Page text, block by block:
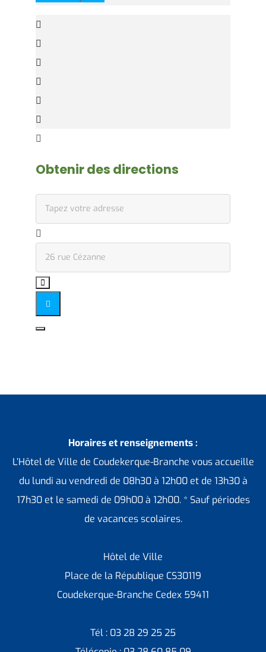
Obtenir des directions
Address - Permanence de Laurent Vanrechem []
Destination Address - Permanence de Laurent
Horaires et renseignements :
L’Hôtel de Ville de Coudekerque-Branche vous accueille
du lundi au vendredi de 08h30 à 12h00 et de 13h30 à
17h30 et le samedi de 09h00 à 12h00. * Sauf périodes
de vacances scolaires.
Hôtel de Ville
Place de la République CS30119
Coudekerque-Branche Cedex 59411
Tél : 03 28 29 25 25